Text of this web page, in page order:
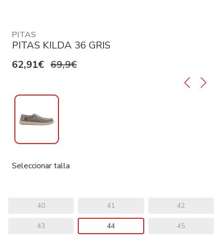
PITAS
PITAS KILDA 36 GRIS
62,91€ 69,9€
Seleccionar talla
40 41 42
43 44 45